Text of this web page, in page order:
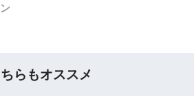
らもオススメ